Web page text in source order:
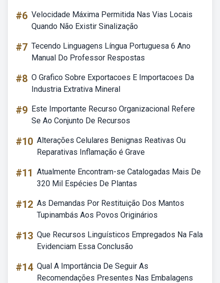
#6 Velocidade Máxima Permitida Nas Vias Locais
Quando Não Existir Sinalização
#7 Tecendo Linguagens Língua Portuguesa 6 Ano
Manual Do Professor Respostas
#8 O Grafico Sobre Exportacoes E Importacoes Da
Industria Extrativa Mineral
#9 Este Importante Recurso Organizacional Refere
Se Ao Conjunto De Recursos
#10 Alterações Celulares Benignas Reativas Ou
Reparativas Inflamação é Grave
#11 Atualmente Encontram-se Catalogadas Mais De
320 Mil Espécies De Plantas
#12 As Demandas Por Restituição Dos Mantos
Tupinambás Aos Povos Originários
#13 Que Recursos Linguísticos Empregados Na Fala
Evidenciam Essa Conclusão
#14 Qual A Importância De Seguir As
Recomendações Presentes Nas Embalagens